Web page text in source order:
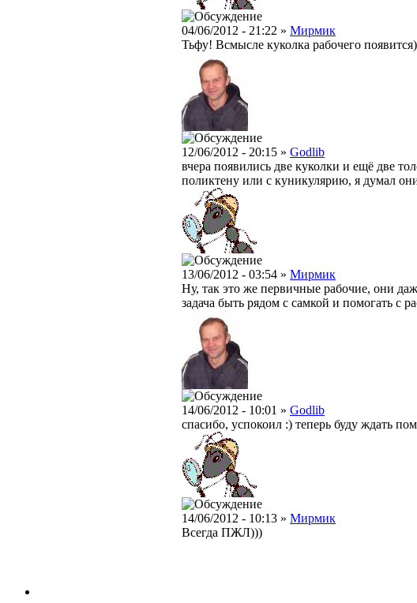
04/06/2012 - 21:22 » Мирмик
Тьфу! Всмысле куколка рабочего
12/06/2012 - 20:15 » Godlib
вчера появились две куколки и ещё две
поликтену или с куникулярию, я думал
13/06/2012 - 03:54 » Мирмик
Ну, так это же первичные рабочие, они
задача быть рядом с самкой и помогать с
14/06/2012 - 10:01 » Godlib
спасибо, успокоил :) теперь буду ждать
14/06/2012 - 10:13 » Мирмик
Всегда ПЖЛ)))